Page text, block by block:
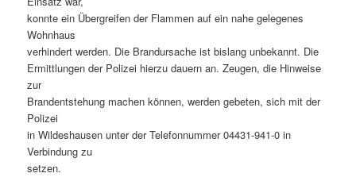
konnte ein Übergreifen der Flammen auf ein nahe gelegenes
Wohnhaus
verhindert werden. Die Brandursache ist bislang unbekannt. Die
Ermittlungen der Polizei hierzu dauern an. Zeugen, die Hinweise
zur
Brandentstehung machen können, werden gebeten, sich mit der
Polizei
in Wildeshausen unter der Telefonnummer 04431-941-0 in
Verbindung zu
setzen.